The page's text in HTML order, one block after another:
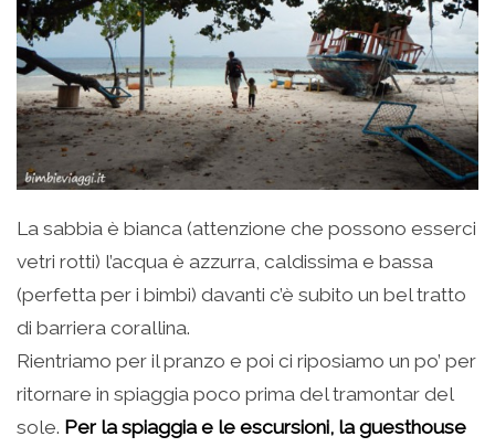
La sabbia è bianca (attenzione che possono esserci
vetri rotti) l’acqua è azzurra, caldissima e bassa
(perfetta per i bimbi) davanti c’è subito un bel tratto
di barriera corallina.
Rientriamo per il pranzo e poi ci riposiamo un po’ per
ritornare in spiaggia poco prima del tramontar del
sole. Per la spiaggia e le escursioni, la guesthouse